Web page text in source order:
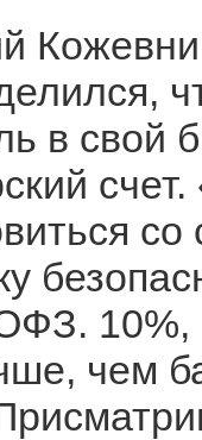
в свой
10%,
чем